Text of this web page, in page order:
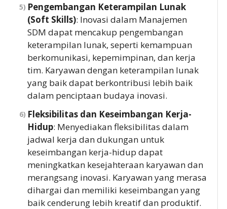
Pengembangan Keterampilan Lunak
(Soft Skills): Inovasi dalam Manajemen
SDM dapat mencakup pengembangan
keterampilan lunak, seperti kemampuan
berkomunikasi, kepemimpinan, dan kerja
tim. Karyawan dengan keterampilan lunak
yang baik dapat berkontribusi lebih baik
dalam penciptaan budaya inovasi.
Fleksibilitas dan Keseimbangan Kerja-
Hidup: Menyediakan fleksibilitas dalam
jadwal kerja dan dukungan untuk
keseimbangan kerja-hidup dapat
meningkatkan kesejahteraan karyawan dan
merangsang inovasi. Karyawan yang merasa
dihargai dan memiliki keseimbangan yang
baik cenderung lebih kreatif dan produktif.